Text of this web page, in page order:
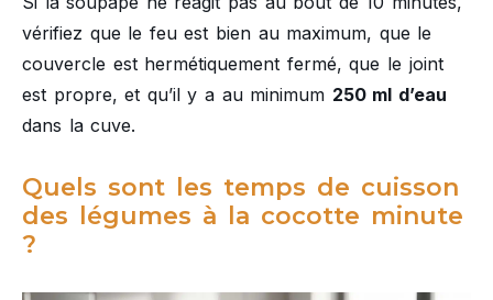
vérifiez que le feu est bien au maximum, que le
couvercle est hermétiquement fermé, que le joint
est propre, et qu’il y a au minimum 250 ml d’eau
dans la cuve.
Quels sont les temps de cuisson
des légumes à la cocotte minute
?